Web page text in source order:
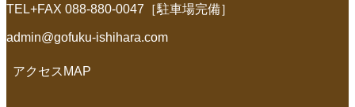
TEL+FAX 088-880-0047［駐車場完備］
admin@gofuku-ishihara.com
アクセスMAP